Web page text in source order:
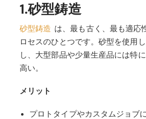
1.砂型鋳造
砂型鋳造 は、最も古く、最も適応
ロセスのひとつです。砂型を使用
し、大型部品や少量生産品には特
高い。
メリット
プロトタイプやカスタムジョブ